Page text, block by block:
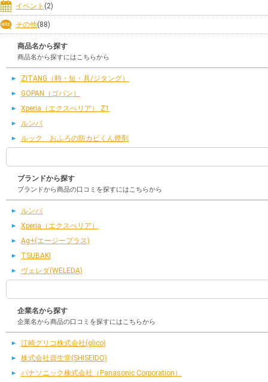
イベント (2)
その他(88)
商品名から探す
商品名から探すにはこちらから
ZITANG（時・短・具/ジタング）
GOPAN（ゴパン）
Xperia（エクスぺリア） Z1
ルンバ
ルック おふろの防カビくん煙剤
ブランドから探す
ブランドから商品の口コミを探すにはこちらから
ルンバ
Xperia（エクスぺリア）
Ag+(エージープラス)
TSUBAKI
ヴェレダ(WELEDA)
企業名から探す
企業名から商品の口コミを探すにはこちらから
江崎グリコ株式会社(glico)
株式会社資生堂(SHISEIDO)
パナソニック株式会社（Panasonic Corporation）